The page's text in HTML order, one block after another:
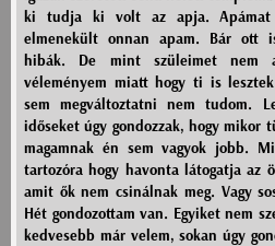
ki tudja ki volt az apja. Apámat
elmenekült onnan apam. Bár ott
hibák. De mint szüleimet nem
véleményem miatt hogy ti is
sem megváltoztatni nem tudom.
időseket úgy gondozzak, hogy mikor
magamnak én sem vagyok jobb.
tartozóra hogy havonta látogatja az
amit ők nem csinálnak meg. Vagy
Hét gondozottam van. Egyiket nem
kedvesebb már velem, sokan úgy